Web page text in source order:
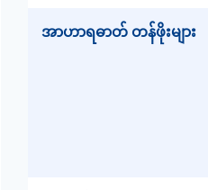
အာဟာရဓာတ် တန်ဖိုးများ